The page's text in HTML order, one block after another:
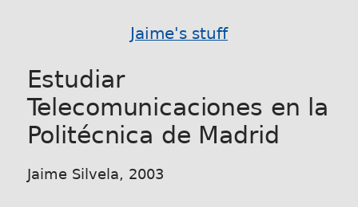
Jaime's stuff
Estudiar
Telecomunicaciones en la
Politécnica de Madrid
Jaime Silvela, 2003